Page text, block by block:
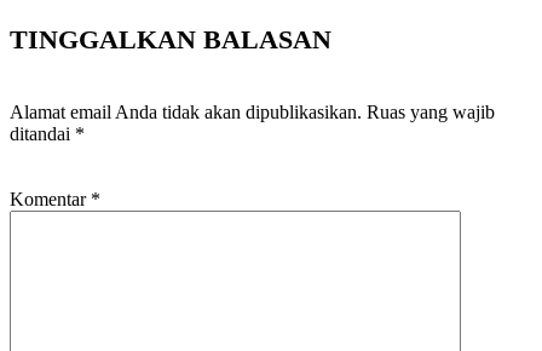
TINGGALKAN BALASAN
Alamat email Anda tidak akan dipublikasikan. Ruas yang wajib
ditandai *
Komentar *